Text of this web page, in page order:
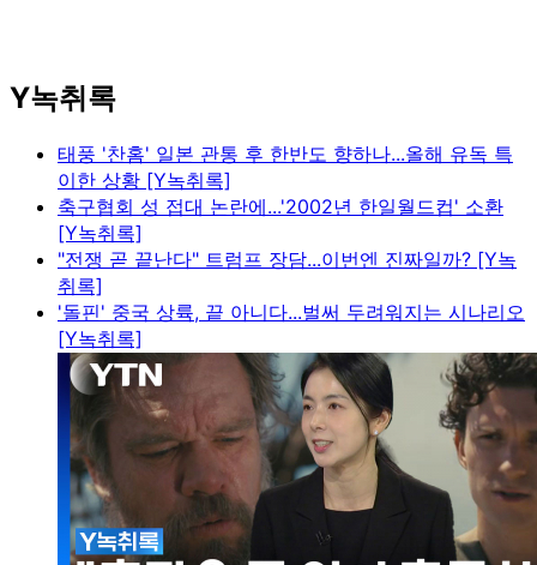
Y녹취록
태풍 '찬홈' 일본 관통 후 한반도 향하나...올해 유독 특
이한 상황 [Y녹취록]
축구협회 성 접대 논란에...'2002년 한일월드컵' 소환
[Y녹취록]
"전쟁 곧 끝난다" 트럼프 장담...이번엔 진짜일까? [Y녹
취록]
'돌핀' 중국 상륙, 끝 아니다...벌써 두려워지는 시나리오
[Y녹취록]